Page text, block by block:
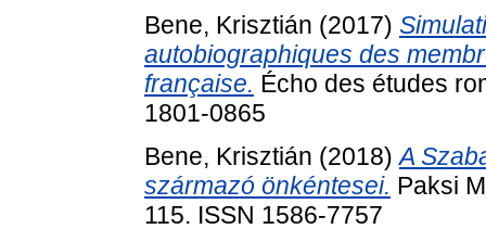
Bene, Krisztián (2017)
autobiographiques des
française. Écho des études
1801-0865
Bene, Krisztián (2018)A
származó önkéntesei. Paksi
115. ISSN 1586-7757